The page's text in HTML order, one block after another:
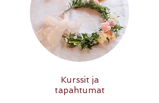
Kurssit ja
tapahtumat